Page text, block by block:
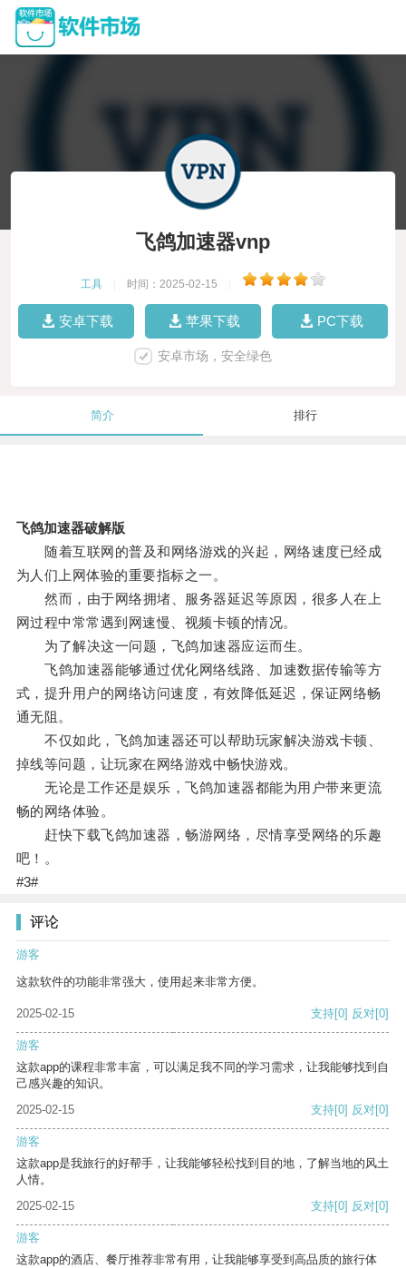
飞鸽加速器vnp
工具 时间：2025-02-15
安卓下载 苹果下载 PC下载
安卓市场，安全绿色
简介 排行
飞鸽加速器破解版
随着互联网的普及和网络游戏的兴起，网络速度已经成
为人们上网体验的重要指标之一。
然而，由于网络拥堵、服务器延迟等原因，很多人在上
网过程中常常遇到网速慢、视频卡顿的情况。
为了解决这一问题，飞鸽加速器应运而生。
飞鸽加速器能够通过优化网络线路、加速数据传输等方
式，提升用户的网络访问速度，有效降低延迟，保证网络畅
通无阻。
不仅如此，飞鸽加速器还可以帮助玩家解决游戏卡顿、
掉线等问题，让玩家在网络游戏中畅快游戏。
无论是工作还是娱乐，飞鸽加速器都能为用户带来更流
畅的网络体验。
赶快下载飞鸽加速器，畅游网络，尽情享受网络的乐趣
吧！。
#3#
评论
游客
这款软件的功能非常强大，使用起来非常方便。
2025-02-15 支持[0] 反对[0]
游客
这款app的课程非常丰富，可以满足我不同的学习需求，让我能够找到自
己感兴趣的知识。
2025-02-15
支持[0] 反对[0]
游客
这款app是我旅行的好帮手，让我能够轻松找到目的地，了解当地的风土
人情。
2025-02-15
支持[0] 反对[0]
游客
这款app的酒店、餐厅推荐非常有用，让我能够享受到高品质的旅行体